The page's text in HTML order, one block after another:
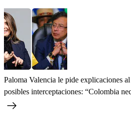
Paloma Valencia le pide explicaciones
posibles interceptaciones: “Colombia